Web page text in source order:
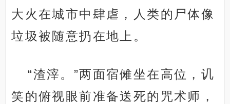
大火在城市中肆虐，人类的尸体像
垃圾被随意扔在地上。
“渣滓。”两面宿傩坐在高位，讥
笑的俯视眼前准备送死的咒术师，